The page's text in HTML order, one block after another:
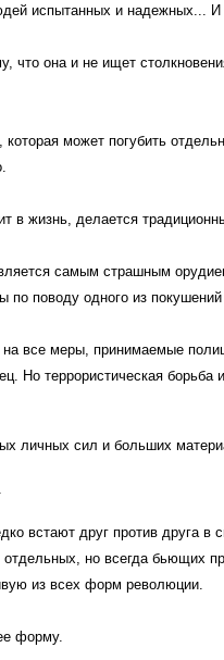
испытанных и надежных...
что она и не ищет
которая может погубить
в жизнь, делается
самым страшным
по поводу одного из
все меры, принимаемые
Но террористическая
личных сил и больших
встают друг против друга в
но всегда бьющих
из всех форм революции.
форму.